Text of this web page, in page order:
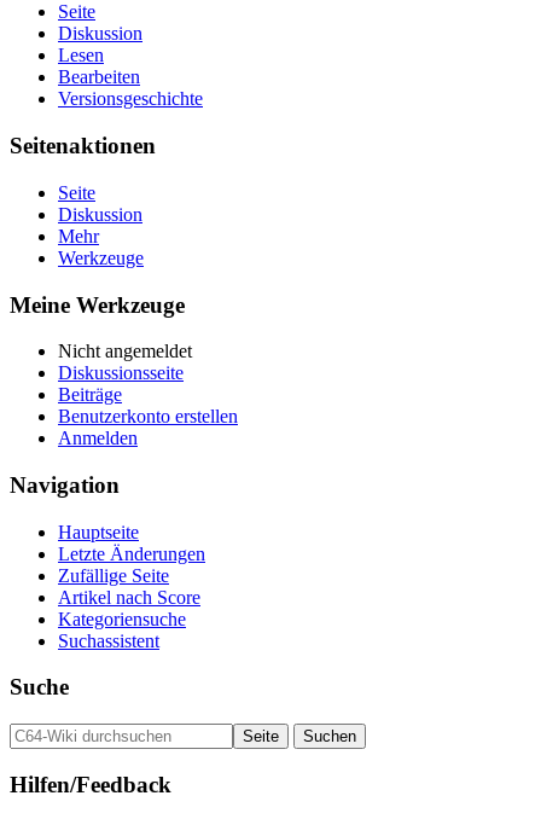
Seite
Diskussion
Lesen
Bearbeiten
Versionsgeschichte
Seitenaktionen
Seite
Diskussion
Mehr
Werkzeuge
Meine Werkzeuge
Nicht angemeldet
Diskussionsseite
Beiträge
Benutzerkonto erstellen
Anmelden
Navigation
Hauptseite
Letzte Änderungen
Zufällige Seite
Artikel nach Score
Kategoriensuche
Suchassistent
Suche
Hilfen/Feedback